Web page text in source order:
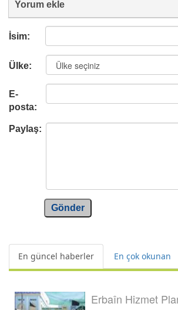
Yorum ekle
İsim:
Ülke:
E-
posta:
Paylaş:
Gönder
En güncel haberler En çok okunan
Erbaîn Hizmet